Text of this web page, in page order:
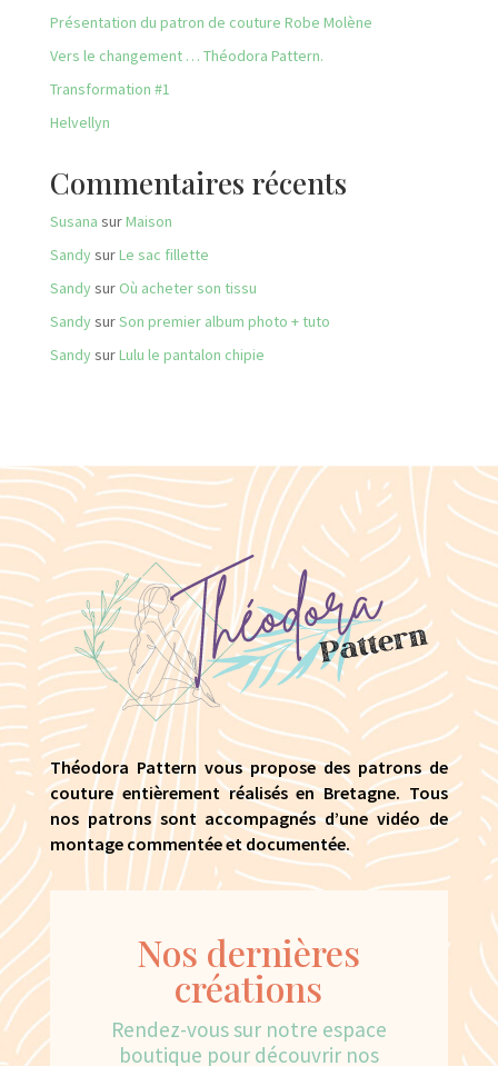
Présentation du patron de couture Robe Molène
Vers le changement … Théodora Pattern.
Transformation #1
Helvellyn
Commentaires récents
Susana surMaison
SandysurLe sac fillette
Sandysur Où acheter son tissu
SandysurSon premier album photo + tuto
SandysurLulu le pantalon chipie
Théodora Pattern vous propose des patrons de
couture entièrement réalisés en Bretagne. Tous
nos patrons sont accompagnés d’une vidéo de
montage commentée et documentée.
Nos dernières
créations
Rendez-vous sur notre espace
boutique pour découvrir nos